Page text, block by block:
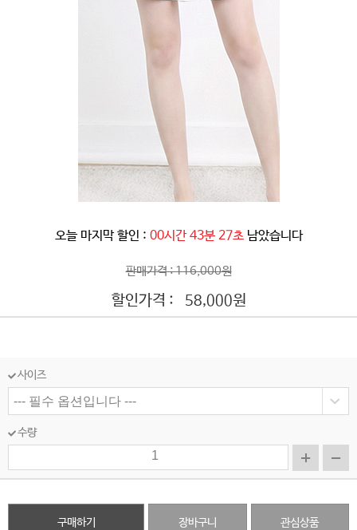
오늘 마지막 할인 : 00시간 43분 24초 남았습니다
판매가격 : 116,000원
할인가격 : 58,000원
사이즈
수량
구매하기 장바구니 관심상품